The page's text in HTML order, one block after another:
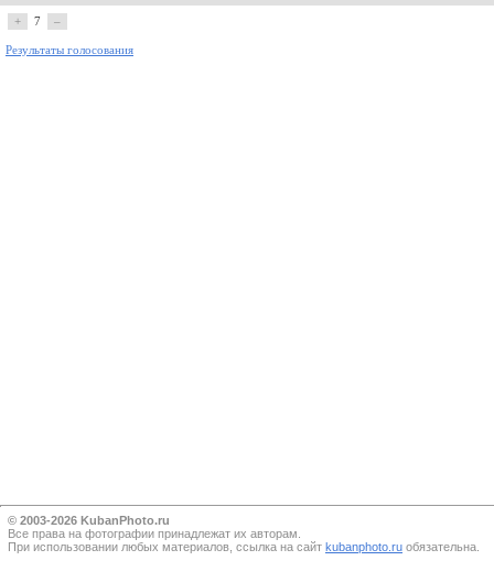
+ 7 –
Результаты голосования
© 2003-2026 KubanPhoto.ru
Все прaва на фотографии принадлежат их авторам.
При использовании любых материалов, ссылка на сайт kubanphoto.ru обязательна.